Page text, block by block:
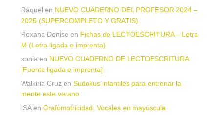
Raquel en NUEVO CUADERNO DEL PROFESOR 2024 –
2025 (SUPERCOMPLETO Y GRATIS)
Roxana Denise en Fichas de LECTOESCRITURA – Letra
M (Letra ligada e imprenta)
sonia en NUEVO CUADERNO DE LECTOESCRITURA
[Fuente ligada e imprenta]
Walkiria Cruz en Sudokus infantiles para entrenar la
mente este verano
ISAen Grafomotricidad. Vocales en mayúscula